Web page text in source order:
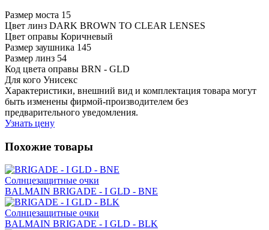
Размер моста 15
Цвет линз DARK BROWN TO CLEAR LENSES
Цвет оправы Коричневый
Размер заушника 145
Размер линз 54
Код цвета оправы BRN - GLD
Для кого Унисекс
Характеристики, внешний вид и комплектация товара могут
быть изменены фирмой-производителем без
предварительного уведомления.
Узнать цену
Похожие товары
Солнцезащитные очки
BALMAIN BRIGADE - I GLD - BNE
Солнцезащитные очки
BALMAIN BRIGADE - I GLD - BLK